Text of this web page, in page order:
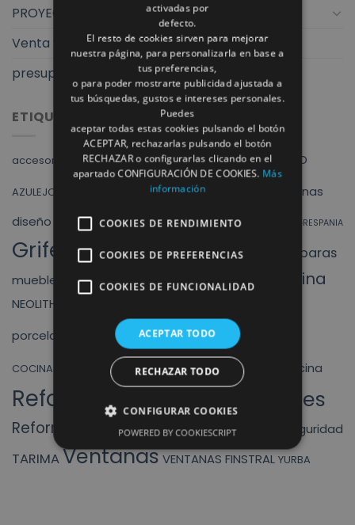
PROYECTOS
Venta y exposición
presupuestos finstral
ETIQUETAS
accesorios baño AlbaceteALVICARMARIOS AZULEJO
AZULEJOS baño bañoscocina
cocinas
diseño
ducha DUCHAS exposicion finstral GRESPANIA
Griferias HIDRAULICOS INODORO liquidacion mamparas
mueble baño MUEBLES BAÑO muebles cocina
NEOLITH
porcelanicos puertasReforma REFORMA DE
COCINA Reformar baños reformar cocina
Reformas Reformas integrales
Reformas RómuloROCA ROYO SANITARIOS seguridad
TARIMAVentanasVENTANAS FINSTRAL YURBA
activadas por
defecto.
El resto de cookies sirven para mejorar
nuestra página, para personalizarla en base a
tus preferencias,
o para poder mostrarte publicidad ajustada a
tus búsquedas, gustos e intereses personales.
Puedes
aceptar todas estas cookies pulsando el botón
ACEPTAR, rechazarlas pulsando el botón
RECHAZAR o configurarlas clicando en el
apartado CONFIGURACIÓN DE COOKIES. Más
información
COOKIES DE RENDIMIENTO
COOKIES DE PREFERENCIAS
COOKIES DE FUNCIONALIDAD
ACEPTAR TODO
RECHAZAR TODO
CONFIGURAR COOKIES
POWERED BY COOKIESCRIPT